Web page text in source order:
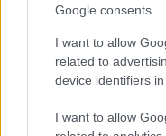
Google consents
I want to allow
related to
device identifiers in
I want to allow
Την ανακάλυψη των
Tibor Blaho, γνωστός
αναλυτής των builds
απαρατήρητο: από